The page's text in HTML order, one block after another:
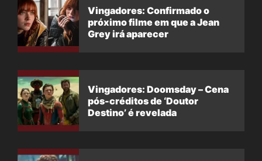
Vingadores: Confirmado o
próximo filme em que a Jean
Grey irá aparecer
Vingadores: Doomsday – Cena
pós-créditos de ‘Doutor
Destino’ é revelada